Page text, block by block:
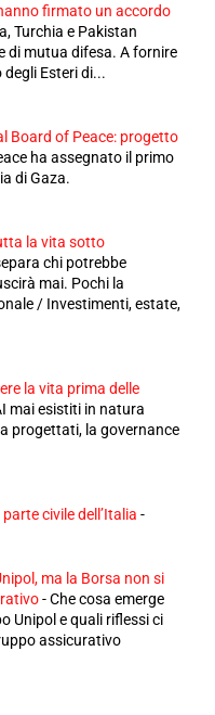
firmato un accordo
Turchia e Pakistan
di mutua difesa. A fornire
Esteri di...
Board of Peace: progetto
ha assegnato il primo
di Gaza.
la vita sotto
chi potrebbe
mai. Pochi la
/ Investimenti, estate,
la vita prima delle
mai esistiti in natura
progettati, la governance
civile dell’Italia -
ma la Borsa non si
-Che cosa emerge
Unipol e quali riflessi ci
assicurativo